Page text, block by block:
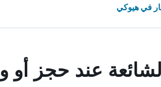
في هيوكي
عند حجز